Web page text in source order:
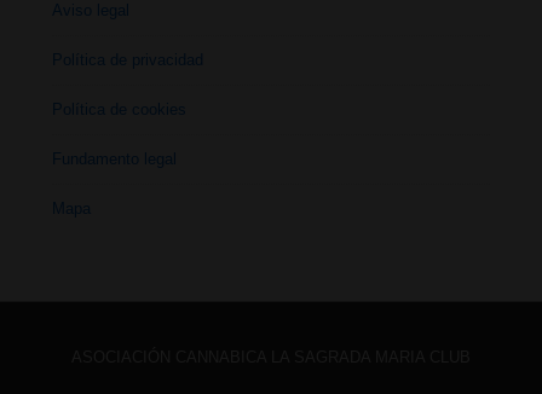
Aviso legal
Política de privacidad
Política de cookies
Fundamento legal
Mapa